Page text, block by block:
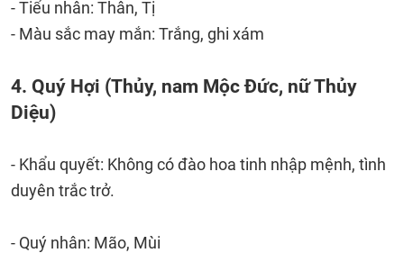
- Tiểu nhân: Thân, Tị
- Màu sắc may mắn: Trắng, ghi xám
4. Quý Hợi (Thủy, nam Mộc Đức, nữ Thủy
Diệu)
- Khẩu quyết: Không có đào hoa tinh nhập mệnh, tình
duyên trắc trở.
- Quý nhân: Mão, Mùi